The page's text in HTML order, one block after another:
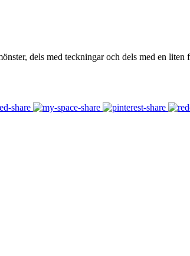
dels med teckningar och dels med en